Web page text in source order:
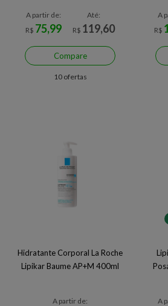
A partir de:
R$ 75,99
Até:
R$ 119,60
Compare
10 ofertas
A
R$
Hidratante Corporal La Roche
Lipikar Baume AP+M 400ml
A partir de:
A